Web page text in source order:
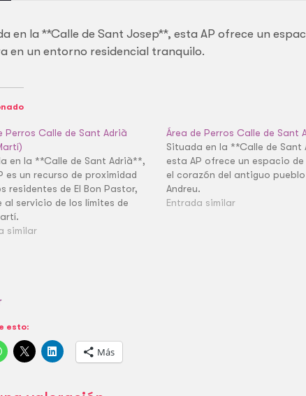
en la **Calle de Sant Josep**, esta AP ofrece un
en un entorno residencial tranquilo.
Perros Calle de Sant Adrià
en la **Calle de Sant Adrià**,
es un recurso de proximidad
residentes de El Bon Pastor,
al servicio de los límites de
similar
Área de Perros Calle de Sant
Situada en la **Calle de Sant
esta AP ofrece un espacio de
el corazón del antiguo
Andreu.
Entrada similar
esto:
Más